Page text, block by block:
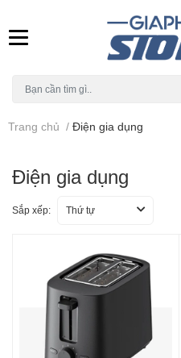
Trang chủ / Điện gia dụng
Điện gia dụng
Sắp xếp: Thứ tự